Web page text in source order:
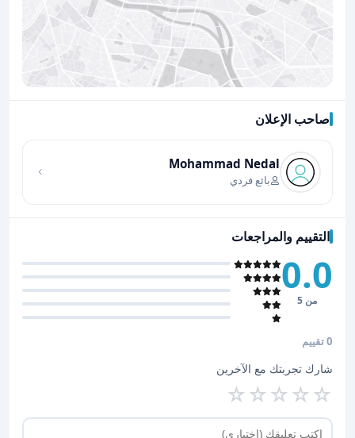
صاحب الإعلان
Mohammad Nedal
بائع فردي
التقييم والمراجعات
0.0
من 5
0 تقييم
شارك تجربتك مع الآخرين
☆
☆
☆
☆
☆